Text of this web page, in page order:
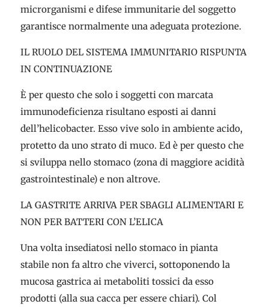
microrganismi e difese immunitarie del soggetto
garantisce normalmente una adeguata protezione.
IL RUOLO DEL SISTEMA IMMUNITARIO RISPUNTA
IN CONTINUAZIONE
È per questo che solo i soggetti con marcata
immunodeficienza risultano esposti ai danni
dell’helicobacter. Esso vive solo in ambiente acido,
protetto da uno strato di muco. Ed è per questo che
si sviluppa nello stomaco (zona di maggiore acidità
gastrointestinale) e non altrove.
LA GASTRITE ARRIVA PER SBAGLI ALIMENTARI E
NON PER BATTERI CON L’ELICA
Una volta insediatosi nello stomaco in pianta
stabile non fa altro che viverci, sottoponendo la
mucosa gastrica ai metaboliti tossici da esso
prodotti (alla sua cacca per essere chiari). Col